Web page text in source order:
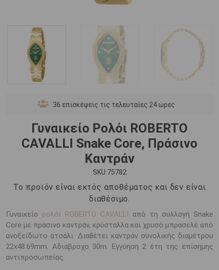
36 επισκέψεις τις τελευταίες 24 ώρες
Γυναικείο Ρολόι ROBERTO
CAVALLI Snake Core, Πράσινο
Καντράν
SKU 75782
Το προϊόν είναι εκτός αποθέματος και δεν είναι
διαθέσιμο.
Γυναικείο ρολόι ROBERTO CAVALLI από τη συλλογή Snake
Core με πράσινο καντράν, κρύσταλλα και χρυσό μπρασελέ από
ανοξείδωτο ατσάλι. Διαθέτει καντράν συνολικής διαμέτρου
22x48.69mm. Αδιάβροχο 30m. Εγγύηση 2 έτη της επίσημης
αντιπροσωπείας.